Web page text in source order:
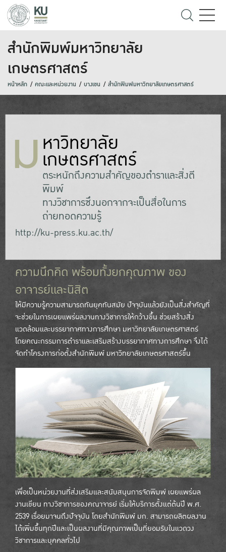
สำนักพิมพ์มหาวิทยาลัย
เกษตรศาสตร์
หน้าหลัก คณะและหน่วยงาน บางเขน สำนักพิมพ์มหาวิทยาลัยเกษตรศาสตร์
มหาวิทยาลัย
เกษตรศาสตร์
ตระหนักถึงความสำคัญของตำราและสิ่งตี
พิมพ์
ทางวิชาการซึ่งนอกจากจะเป็นสื่อในการ
ถ่ายทอดความรู้
http://ku-press.ku.ac.th/
ความนึกคิด พร้อมทั้งยกคุณภาพ ของ
อาจารย์และนิสิต
ให้มีความรู้ความสามารถทันยุคทันสมัย ปัจจุบันแล้วยังเป็นสิ่งสำคัญที่
จะช่วยในการเผยแพร่ผลงานทางวิชาการให้กว้างขึ้น ช่วยสร้างสิ่ง
แวดล้อมและบรรยากาศทางการศึกษา มหาวิทยาลัยเกษตรศาสตร์
โดยคณะกรรมการตำราและเสริมสร้างบรรยากาศทางการศึกษา จึงได้
จัดทำโครงการก่อตั้งสำนักพิมพ์ มหาวิทยาลัยเกษตรศาสตร์ขึ้น
เพื่อเป็นหน่วยงานที่ส่งเสริมและสนับสนุนการจัดพิมพ์ เผยแพร่ผล
งานเขียน ทางวิชาการของคณาจารย์ เริ่มให้บริการตั้งแต่ต้นปี พ.ศ.
2539 เรื่อยมาจนถึงปัจจุบัน โดยสำนักพิมพ์ มก. สามารถผลิตผลงาน
ได้เพิ่มขึ้นทุกปีและเป็นผลงานที่มีคุณภาพเป็นที่ยอมรับในแวดวง
วิชาการและบุคคลทั่วไป